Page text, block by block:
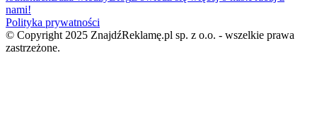
nami!
Polityka prywatności
© Copyright 2025 ZnajdźReklamę.pl sp. z o.o. - wszelkie prawa
zastrzeżone.